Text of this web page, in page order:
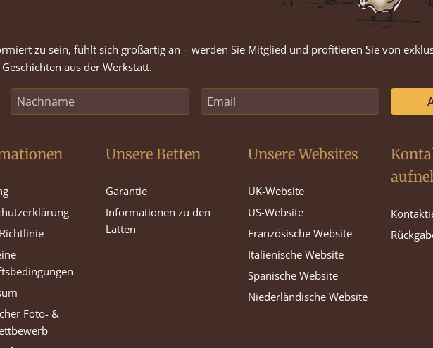
zu sein, fühlt sich großartig an – werden Sie Mitglied und profitieren Sie von
aus der Werkstatt.
Foto- &
Unsere Betten
Garantie
Informationen zu den
Latten
Unsere Websites
UK-Website
US-Website
Französische Website
Italienische Website
Spanische Website
Niederländische Website